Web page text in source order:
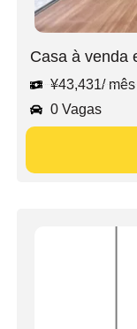
Casa à venda
¥43,431/ mês
0 Vagas